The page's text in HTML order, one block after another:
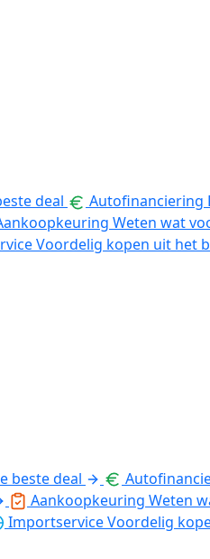
deal Autofinanciering
Weten wat
Voordelig kopen uit het
beste deal
Aankoopkeuring Weten
ImportserviceVoordelig